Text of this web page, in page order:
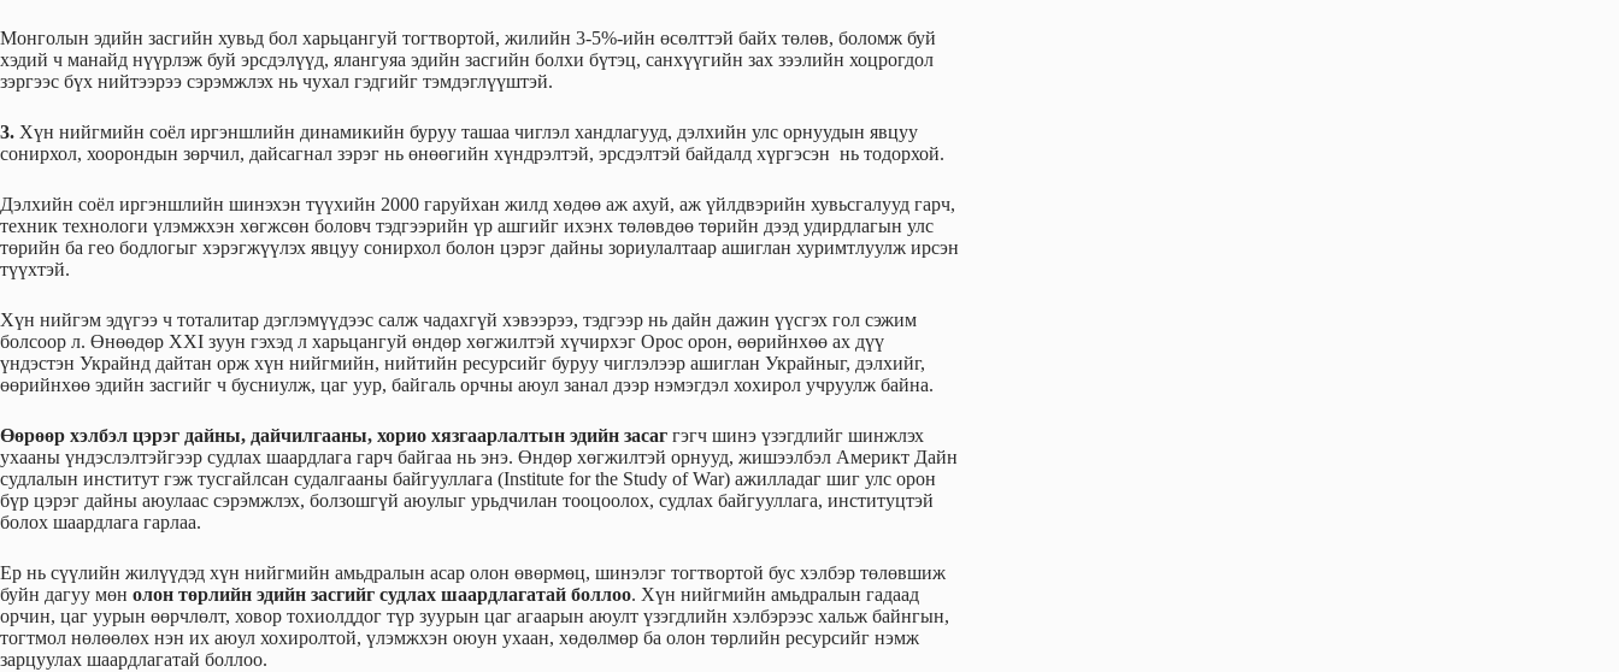
Монголын эдийн засгийн хувьд бол харьцангуй тогтвортой, жилийн 3-5%-ийн өсөлттэй байх төлөв, боломж буй
хэдий ч манайд нүүрлэж буй эрсдэлүүд, ялангуяа эдийн засгийн болхи бүтэц, санхүүгийн зах зээлийн хоцрогдол
зэргээс бүх нийтээрээ сэрэмжлэх нь чухал гэдгийг тэмдэглүүштэй.
3. Хүн нийгмийн соёл иргэншлийн динамикийн буруу ташаа чиглэл хандлагууд, дэлхийн улс орнуудын явцуу
сонирхол, хоорондын зөрчил, дайсагнал зэрэг нь өнөөгийн хүндрэлтэй, эрсдэлтэй байдалд хүргэсэн нь тодорхой.
Дэлхийн соёл иргэншлийн шинэхэн түүхийн 2000 гаруйхан жилд хөдөө аж ахуй, аж үйлдвэрийн хувьсгалууд гарч,
техник технологи үлэмжхэн хөгжсөн боловч тэдгээрийн үр ашгийг ихэнх төлөвдөө төрийн дээд удирдлагын улс
төрийн ба гео бодлогыг хэрэгжүүлэх явцуу сонирхол болон цэрэг дайны зориулалтаар ашиглан хуримтлуулж ирсэн
түүхтэй.
Хүн нийгэм эдүгээ ч тоталитар дэглэмүүдээс салж чадахгүй хэвээрээ, тэдгээр нь дайн дажин үүсгэх гол сэжим
болсоор л. Өнөөдөр XXI зуун гэхэд л харьцангуй өндөр хөгжилтэй хүчирхэг Орос орон, өөрийнхөө ах дүү
үндэстэн Украйнд дайтан орж хүн нийгмийн, нийтийн ресурсийг буруу чиглэлээр ашиглан Украйныг, дэлхийг,
өөрийнхөө эдийн засгийг ч бусниулж, цаг уур, байгаль орчны аюул занал дээр нэмэгдэл хохирол учруулж байна.
Өөрөөр хэлбэл цэрэг дайны, дайчилгааны, хорио хязгаарлалтын эдийн засаг гэгч шинэ үзэгдлийг шинжлэх
ухааны үндэслэлтэйгээр судлах шаардлага гарч байгаа нь энэ. Өндөр хөгжилтэй орнууд, жишээлбэл Америкт Дайн
судлалын институт гэж тусгайлсан судалгааны байгууллага (Institute for the Study of War) ажилладаг шиг улс орон
бүр цэрэг дайны аюулаас сэрэмжлэх, болзошгүй аюулыг урьдчилан тооцоолох, судлах байгууллага, институцтэй
болох шаардлага гарлаа.
Ер нь сүүлийн жилүүдэд хүн нийгмийн амьдралын асар олон өвөрмөц, шинэлэг тогтвортой бус хэлбэр төлөвшиж
буйн дагуу мөн олон төрлийн эдийн засгийг судлах шаардлагатай боллоо. Хүн нийгмийн амьдралын гадаад
орчин, цаг уурын өөрчлөлт, ховор тохиолддог түр зуурын цаг агаарын аюулт үзэгдлийн хэлбэрээс хальж байнгын,
тогтмол нөлөөлөх нэн их аюул хохиролтой, үлэмжхэн оюун ухаан, хөдөлмөр ба олон төрлийн ресурсийг нэмж
зарцуулах шаардлагатай боллоо.